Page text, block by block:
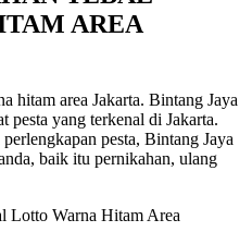
AREA
hitam area Jakarta. Bintang Jaya
pesta yang terkenal di Jakarta.
pesta, Bintang Jaya
baik itu pernikahan, ulang